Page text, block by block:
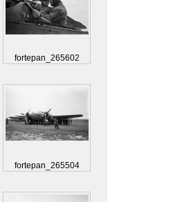
fortepan_265602
fortepan_265504